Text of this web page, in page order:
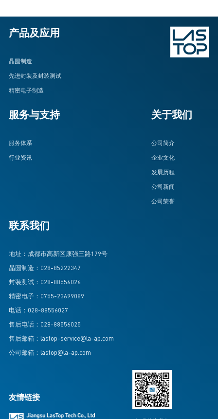
产品及应用
晶圆制造
先进封装及封装测试
精密电子制造
服务与支持
服务体系
行业资讯
关于我们
公司简介
企业文化
发展历程
公司新闻
公司荣誉
联系我们
地址：成都市高新区康强三路179号
晶圆制造：028-85222347
封装测试：028-88556026
精密电子：0755-23699089
电话：028-88556027
售后电话：028-88556025
售后邮箱：lastop-service@la-ap.com
公司邮箱：lastop@la-ap.com
友情链接